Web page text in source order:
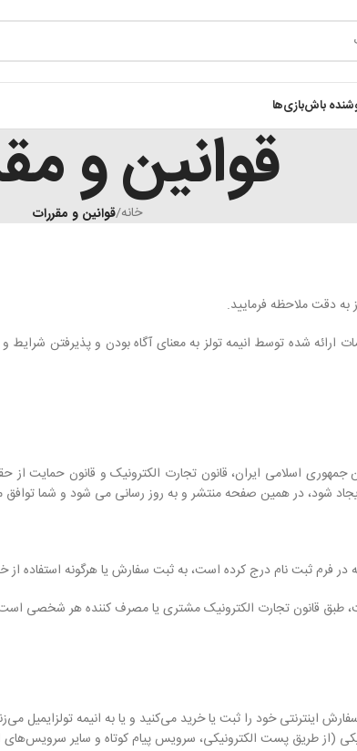
باشبازی‌ها
قوانین و
خانه/قوانین و مقررات
به دقت ملاحظه فرمایید.
ارائه شده توسط انیمه تولز به معنای آگاه بودن و پذیرفتن
جمهوری اسلامی ایران، قانون تجارت الکترونیک و قانون حمایت
ایجاد شود، در همین صفحه منتشر و به روز رسانی می شود و شما
فرم ثبت نام درج کرده است، به ثبت سفارش یا هرگونه استفاده از
طبق قانون تجارت الکترونیک مشتری یا مصرف کننده هر شخصی
اینترنتی خود را ثبت یا خرید می‏‌کنید و یا به انیمه
(از طریق پست الکترونیکی، سرویس پیام کوتاه و سایر